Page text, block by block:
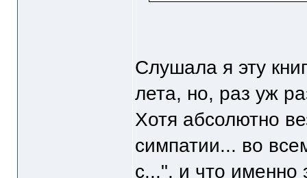
Слушала я эту
лета, но, раз уж
Хотя абсолютно
симпатии... во
с...", и что именно